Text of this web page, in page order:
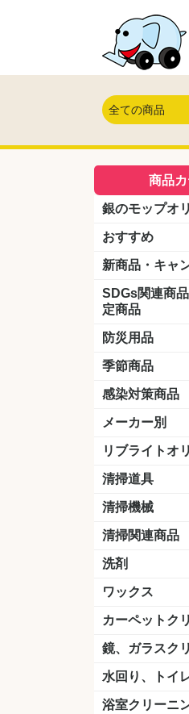
商品
銀のモップオ
おすすめ
新商品・キャ
キャンペーン
新製品
SDGs関連商
定商品
防災用品
季節商品
感染対策商品
おう吐物
除菌洗剤
うがい薬
マスク
手洗い石鹸
手指消毒
手袋
メーカー別
クオリティ
ニイタカ
シーバイエス
リンレイ
ペンギンワッ
横浜油脂工業
ミッケル化学
ユシロ化学
コニシ
つやげん
ダイカ商事
スリーエムジ
山崎産業
テラモト
セイワ
エトレー
ラバーメイド
ジャパックス
日本サニパック
ケルヒャー
マキタ
ショーワグロ
花王
サラヤ
アルボース
コスケム
ミヤキ
紺商
信徳ポミー
リブライトオ
LLオレンジク
LL油脂専用ク
LLワックスモ
LL-21
マーベラスiL
清掃道具
ほうき
ちりとり
モップ及び関連
モップ
ハードフロア
テラモト
その他
清掃機械
掃除機
高圧洗浄機
吸水機
カーペット用
送風機
ポリッシャー
ポリッシャー
掃除機用紙パッ
その他
清掃関連商品
ダストカート
台車
移動式バレット
脚立
モップハンガー
サインボード
光沢計
カーペット汚
洗剤
床用表面洗浄剤
ハクリ剤
厨房用
工場用
石材用
サビ用
木材用
タイル用
外壁用
壁面用
手あか用
病院用
除菌用
ワックス
樹脂ワックス
半樹脂ワックス
フローリング用
病院用ワックス
中性ワックス
石材用
木床用
その他
カーペットク
洗剤
ブラシ
パット
その他
鏡、ガラスク
ガラスワイパ
シャンパー(ウ
ガラススクイ
ケレン
ツールホルダ
洗剤
天井・高所作
水回り、トイ
洗剤
尿石除去剤
水アカ除去剤
排水管つまり
消臭・防臭剤
道具
浴室クリーニ